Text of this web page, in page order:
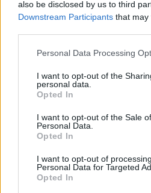
also be disclosed by us to third
Downstream Participants that may
Personal Data Processing
I want to opt-out of the
personal data.
Opted In
I want to opt-out of the Sale
Personal Data.
Opted In
I want to opt-out of
Personal Data for Targeted
Opted In